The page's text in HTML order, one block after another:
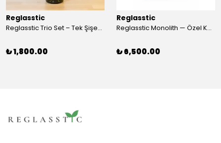
Reglasstic
Reglasstic Trio Set – Tek Şişeden 3 Parça
₺ 1,800.00
Reglasstic
Reglasstic Monolith — Özel Kutulu Cam Nargile
₺ 6,500.00